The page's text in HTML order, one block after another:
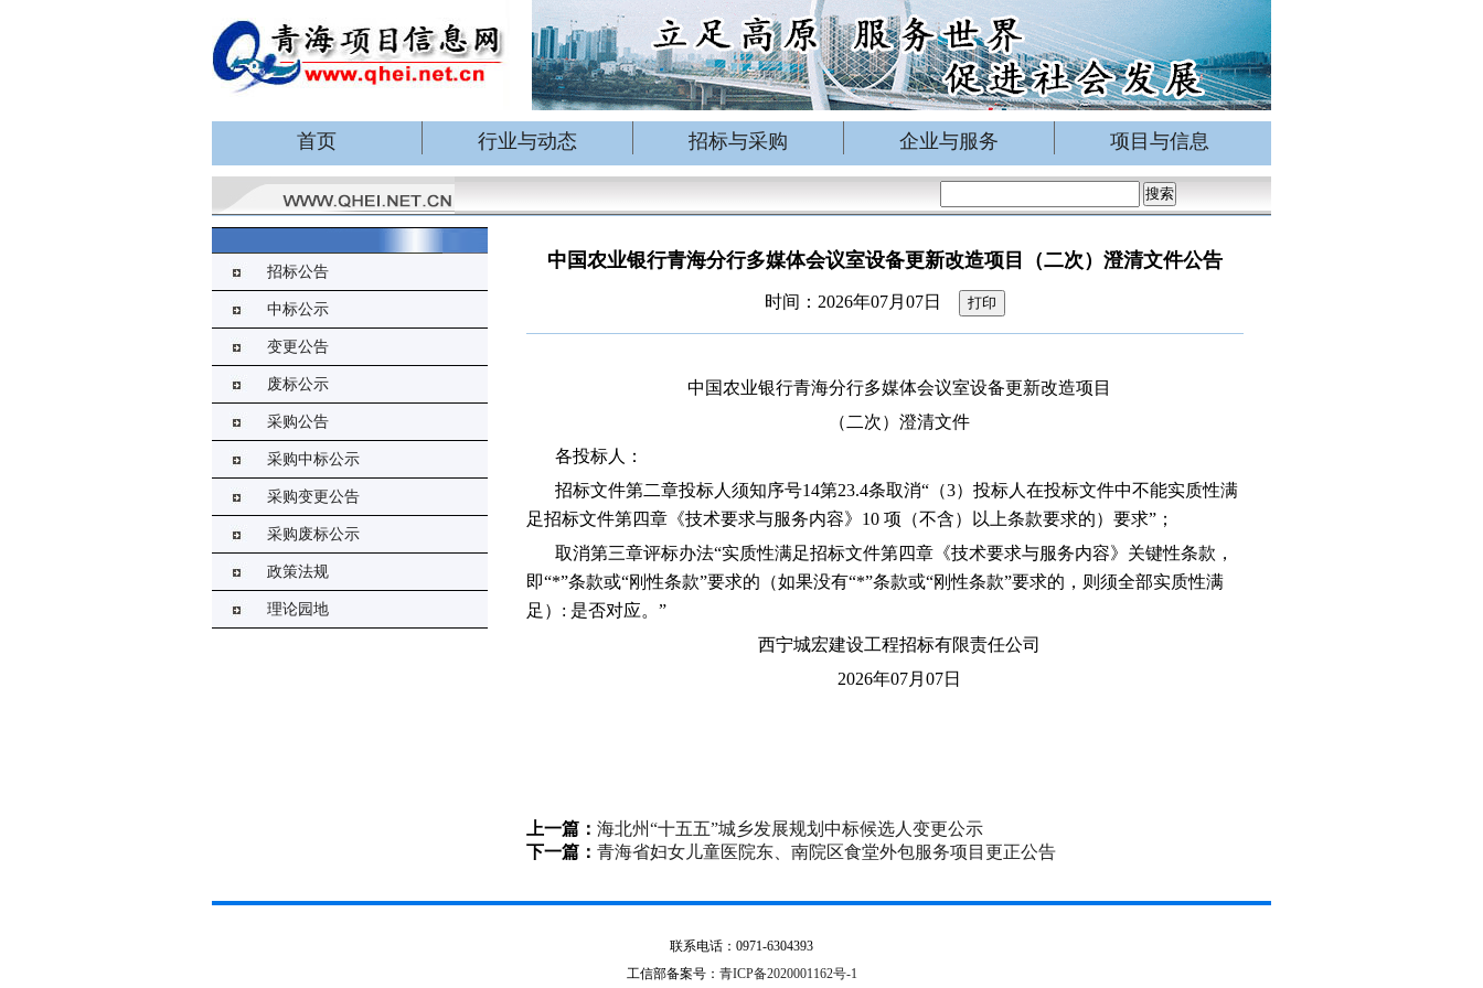
首页 行业与动态 招标与采购 企业与服务 项目与信息
招标公告
中标公示
变更公告
废标公示
采购公告
采购中标公示
采购变更公告
采购废标公示
政策法规
理论园地
中国农业银行青海分行多媒体会议室设备更新改造项目（二次）澄清文件公告
时间：2026年07月07日 打印
中国农业银行青海分行多媒体会议室设备更新改造项目
（二次）澄清文件
各投标人：
招标文件第二章投标人须知序号14第23.4条取消“（3）投标人在投标文件中不能实质性满
足招标文件第四章《技术要求与服务内容》10 项（不含）以上条款要求的）要求”；
取消第三章评标办法“实质性满足招标文件第四章《技术要求与服务内容》关键性条款，
即“*”条款或“刚性条款”要求的（如果没有“*”条款或“刚性条款”要求的，则须全部实质性满
足）: 是否对应。”
西宁城宏建设工程招标有限责任公司
2026年07月07日
上一篇： 海北州“十五五”城乡发展规划中标候选人变更公示
下一篇： 青海省妇女儿童医院东、南院区食堂外包服务项目更正公告
联系电话：0971-6304393
工信部备案号： 青ICP备2020001162号-1